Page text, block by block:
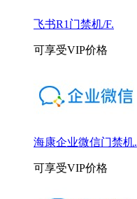
飞书R1门禁机/F.
可享受VIP价格
海康企业微信门禁机.
可享受VIP价格